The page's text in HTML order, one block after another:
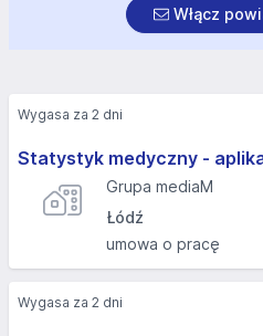
Włącz
Statystyk medyczny -
Grupa mediaM
Łódź
umowa o pracę
Wygasa za 2 dni
Wygasa za 2 dni